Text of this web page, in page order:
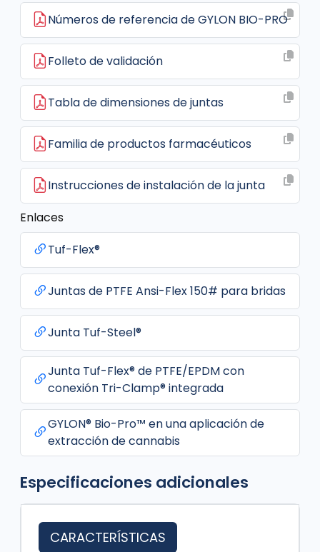
Números de referencia de GYLON BIO-PRO
Folleto de validación
Tabla de dimensiones de juntas
Familia de productos farmacéuticos
Instrucciones de instalación de la junta
Enlaces
Tuf-Flex®
Juntas de PTFE Ansi-Flex 150# para bridas
Junta Tuf-Steel®
Junta Tuf-Flex® de PTFE/EPDM con
conexión Tri-Clamp® integrada
GYLON® Bio-Pro™ en una aplicación de
extracción de cannabis
Especificaciones adicionales
CARACTERÍSTICAS